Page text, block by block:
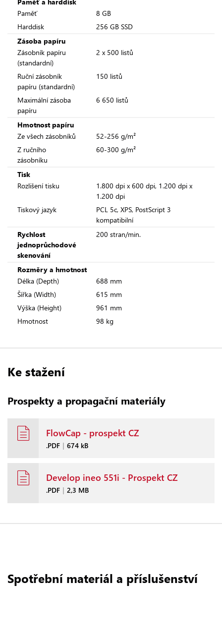
Paměť
8 GB
Harddisk
256 GB SSD
Zásoba papíru
Zásobník papíru
(standardní)
2 x 500 listů
Ruční zásobník
papíru (standardní)
150 listů
Maximální zásoba
papíru
6 650 listů
Hmotnost papíru
Ze všech zásobníků
52-256 g/m²
Z ručního
zásobníku
60-300 g/m²
Tisk
Rozlišení tisku
1.800 dpi x 600 dpi, 1.200 dpi x
1.200 dpi
Tiskový jazyk
PCL 5c, XPS, PostScript 3
kompatibilní
Rychlost
jednoprůchodové
skenování
200 stran/min.
Rozměry a hmotnost
Délka (Depth)
688 mm
Šířka (Width)
615 mm
Výška (Height)
961 mm
Hmotnost
98 kg
Ke stažení
Prospekty a propagační materiály
FlowCap - prospekt CZ
.PDF | 674 kB
Develop ineo 551i - Prospekt CZ
.PDF | 2,3 MB
Spotřební materiál a příslušenství